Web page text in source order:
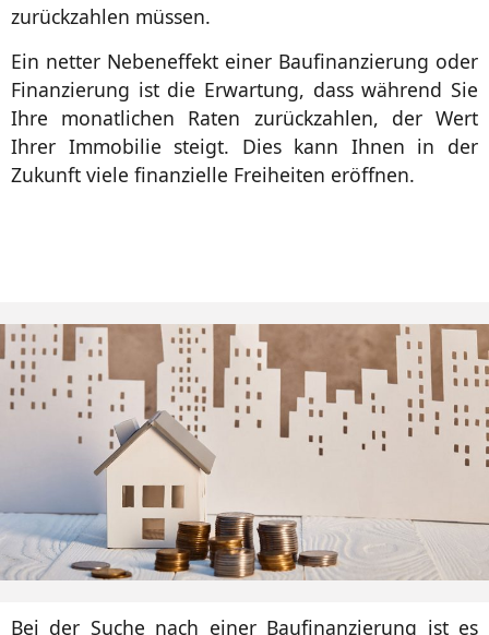
zurückzahlen müssen.
Ein netter Nebeneffekt einer Baufinanzierung oder
Finanzierung ist die Erwartung, dass während Sie
Ihre monatlichen Raten zurückzahlen, der Wert
Ihrer Immobilie steigt. Dies kann Ihnen in der
Zukunft viele finanzielle Freiheiten eröffnen.
Bei der Suche nach einer Baufinanzierung ist es